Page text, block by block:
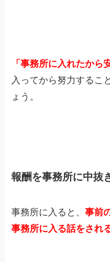
「事務所に入れたから
入ってから努力するこ
ょう。
報酬を事務所に中抜
事務所に入ると、事前
事務所に入る話をされ